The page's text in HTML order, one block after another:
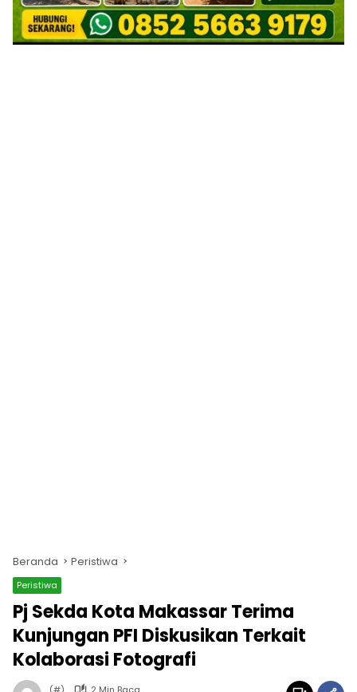
Beranda Peristiwa
Peristiwa
Pj Sekda Kota Makassar Terima
Kunjungan PFI Diskusikan Terkait
Kolaborasi Fotografi